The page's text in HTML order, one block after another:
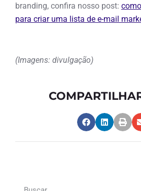
branding, confira nosso post:
para criar uma lista de e-mail
(Imagens: divulgação)